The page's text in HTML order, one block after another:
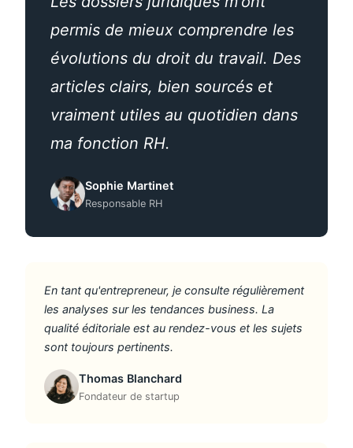
permis de mieux comprendre les
évolutions du droit du travail. Des
articles clairs, bien sourcés et
vraiment utiles au quotidien dans
ma fonction RH.
Sophie Martinet
Responsable RH
En tant qu'entrepreneur, je consulte régulièrement
les analyses sur les tendances business. La
qualité éditoriale est au rendez-vous et les sujets
sont toujours pertinents.
Thomas Blanchard
Fondateur de startup